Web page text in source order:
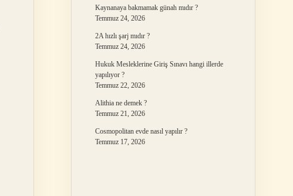
Kaynanaya bakmamak günah mıdır ?
Temmuz 24, 2026
2A hızlı şarj mıdır ?
Temmuz 24, 2026
Hukuk Mesleklerine Giriş Sınavı hangi illerde
yapılıyor ?
Temmuz 22, 2026
Alithia ne demek ?
Temmuz 21, 2026
Cosmopolitan evde nasıl yapılır ?
Temmuz 17, 2026